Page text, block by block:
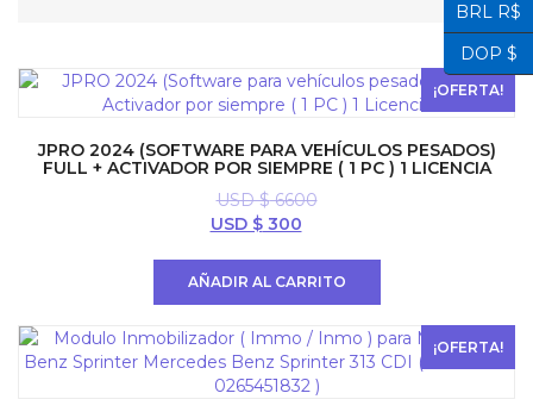
¡OFERTA!
JPRO 2024 (SOFTWARE PARA VEHÍCULOS PESADOS)
FULL + ACTIVADOR POR SIEMPRE ( 1 PC ) 1 LICENCIA
USD $6600
El
$ 6600.
USD $300El
$ 300.
AÑADIR AL CARRITO
¡OFERTA!
BRL R$
DOP $